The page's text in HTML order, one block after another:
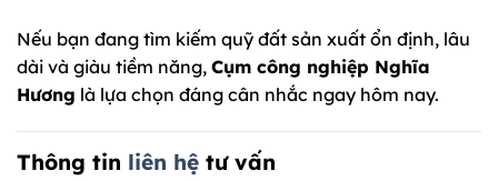
Nếu bạn đang tìm kiếm quỹ đất sản xuất ổn định, lâu
dài và giàu tiềm năng, Cụm công nghiệp Nghĩa
Hương là lựa chọn đáng cân nhắc ngay hôm nay.
Thông tin liên hệ tư vấn